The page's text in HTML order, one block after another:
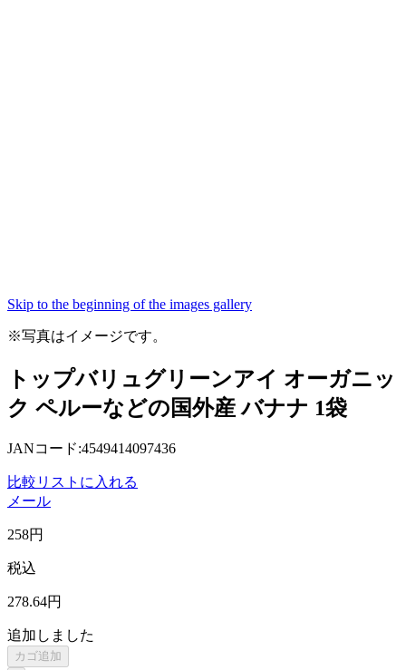
Skip to the beginning of the images gallery
※写真はイメージです。
トップバリュグリーンアイ オーガニッ
ク ペルーなどの国外産 バナナ 1袋
JANコード:4549414097436
比較リストに入れる
メール
258円
税込
278.64円
追加しました
カゴ追加